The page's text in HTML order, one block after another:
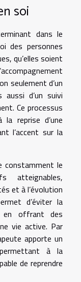
soi
dans le
des personnes
qu’elles soient
seulement d’un
aussi d’un suivi
Ce processus
reprise d’une
l’accent sur la
constamment le
atteignables,
et à l’évolution
d’éviter la
en offrant des
vie active. Par
apporte un
à la
de reprendre